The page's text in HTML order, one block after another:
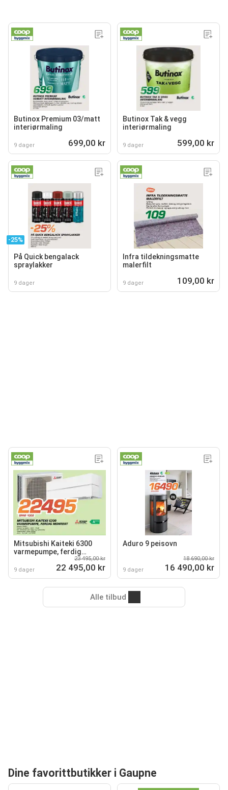
Butinox Premium 03/matt
interiørmaling
9 dager 699,00 kr
Butinox Tak & vegg
interiørmaling
9 dager 599,00 kr
-25%
På Quick bengalack
spraylakker
9 dager
Infra tildekningsmatte
malerfilt
9 dager 109,00 kr
Mitsubishi Kaiteki 6300
varmepumpe, ferdig
9 dager
23 495,00 kr
22 495,00 kr
Aduro 9 peisovn
9 dager
18 690,00 kr
16 490,00 kr
Alle tilbud
Dine favorittbutikker i Gaupne